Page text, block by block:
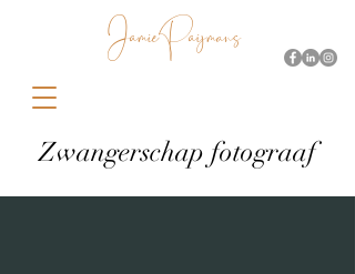
JamiePaijmans
Zwangerschap fotograaf